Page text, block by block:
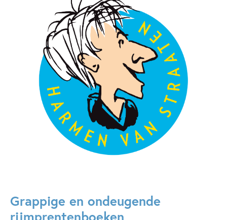
Grappige en ondeugende